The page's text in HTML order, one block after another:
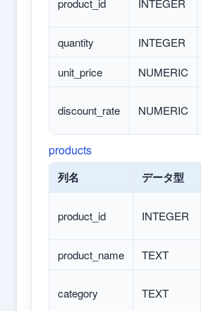
product_id INTEGER
quantity
INTEGER
unit_price
NUMERIC
discount_rate NUMERIC
products
列名 データ型
product_id INTEGER
product_name
TEXT
category TEXT